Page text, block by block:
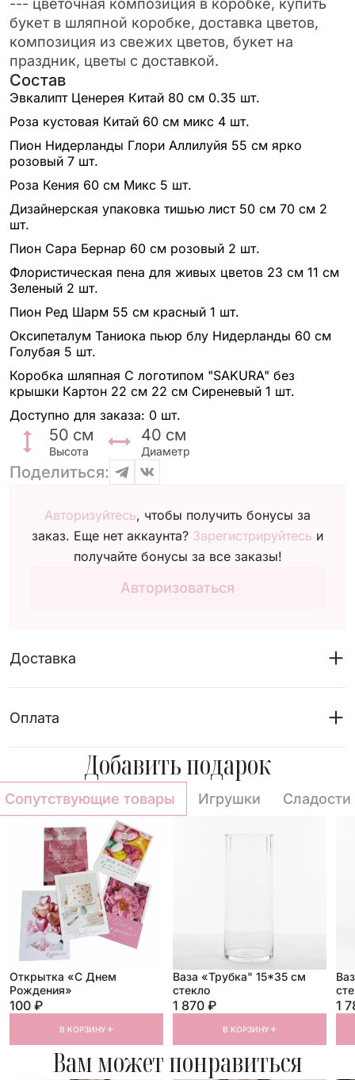
--- цветочная композиция в коробке, купить
букет в шляпной коробке, доставка цветов,
композиция из свежих цветов, букет на
праздник, цветы с доставкой.
Состав
Эвкалипт Ценерея Китай 80 см 0.35 шт.
Роза кустовая Китай 60 см микс 4 шт.
Пион Нидерланды Глори Аллилуйя 55 см ярко
розовый 7 шт.
Роза Кения 60 см Микс 5 шт.
Дизайнерская упаковка тишью лист 50 см 70 см 2
шт.
Пион Сара Бернар 60 см розовый 2 шт.
Флористическая пена для живых цветов 23 см 11 см
Зеленый 2 шт.
Пион Ред Шарм 55 см красный 1 шт.
Оксипеталум Таниока пьюр блу Нидерланды 60 см
Голубая 5 шт.
Коробка шляпная С логотипом "SAKURA" без
крышки Картон 22 см 22 см Сиреневый 1 шт.
Доступно для заказа: 0 шт.
50 см
Высота
40 см
Диаметр
Поделиться:
Авторизуйтесь, чтобы получить бонусы за
заказ. Еще нет аккаунта? Зарегистрируйтесь и
получайте бонусы за все заказы!
Авторизоваться
Доставка
Оплата
Добавить подарок
Сопутствующие товары Игрушки Сладости
Открытка «С Днем
Рождения»
100 ₽
В КОРЗИНУ
Ваза «Трубка" 15*35 см
стекло
1 870 ₽
В КОРЗИНУ
1
Вам может понравиться